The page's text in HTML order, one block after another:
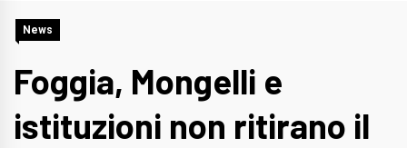
News
Foggia, Mongelli e
istituzioni non ritirano il